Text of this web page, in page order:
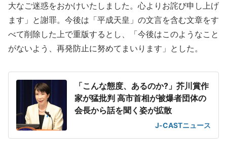
大なご迷惑をおかけいたしました。心よりお詫び申し上げ
ます」と謝罪。今後は「平成天皇」の文言を含む文章をす
べて削除した上で重版するとし、「今後はこのようなこと
がないよう、再発防止に努めてまいります」とした。
「こんな態度、あるのか?」芥川賞作
家が猛批判 高市首相が被爆者団体の
会長から話を聞く姿が拡散
J-CASTニュース